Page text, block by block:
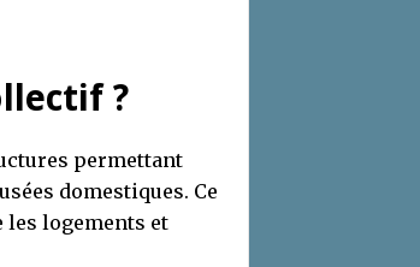
?
permettant
domestiques. Ce
les logements et